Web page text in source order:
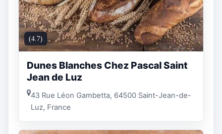
(4.7)
Dunes Blanches Chez Pascal Saint
Jean de Luz
43 Rue Léon Gambetta, 64500 Saint-Jean-de-
Luz, France